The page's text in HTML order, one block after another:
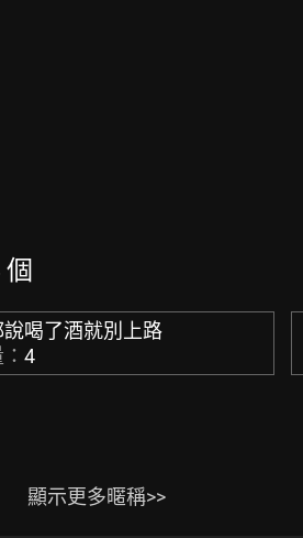
說喝了酒就別上路
4
顯示更多暱稱>>